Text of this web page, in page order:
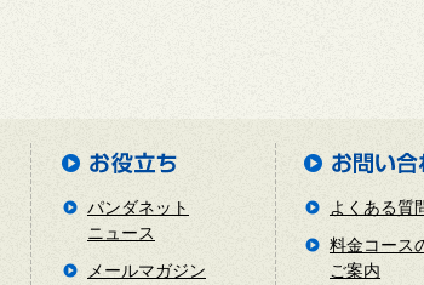
パンダネット
ニュース
メールマガジン
よくある質
料金コース
ご案内